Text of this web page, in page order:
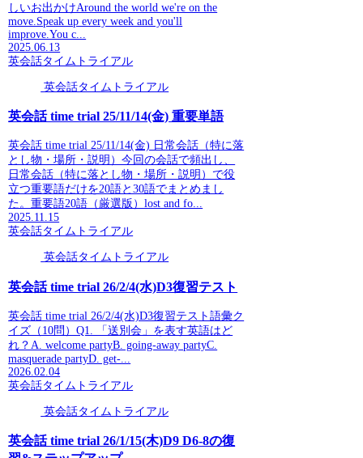
しいお出かけAround the world we're on the
move.Speak up every week and you'll
improve.You c...
2025.06.13
英会話タイムトライアル
英会話タイムトライアル
英会話 time trial 25/11/14(金) 重要単語
英会話 time trial 25/11/14(金) 日常会話（特に落
とし物・場所・説明）今回の会話で頻出し、
日常会話（特に落とし物・場所・説明）で役
立つ重要語だけを20語と30語でまとめまし
た。重要語20語（厳選版）lost and fo...
2025.11.15
英会話タイムトライアル
英会話タイムトライアル
英会話 time trial 26/2/4(水)D3復習テスト
英会話 time trial 26/2/4(水)D3復習テスト語彙ク
イズ（10問）Q1. 「送別会」を表す英語はど
れ？A. welcome partyB. going-away partyC.
masquerade partyD. get-...
2026.02.04
英会話タイムトライアル
英会話タイムトライアル
英会話 time trial 26/1/15(木)D9 D6-8の復